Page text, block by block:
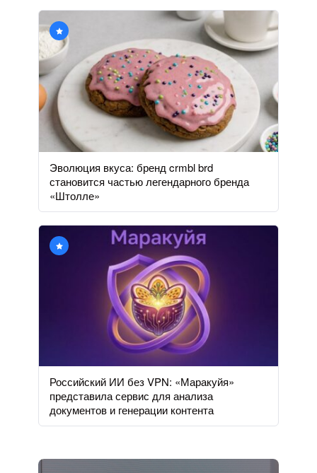
Эволюция вкуса: бренд crmbl brd
становится частью легендарного бренда
«Штолле»
Российский ИИ без VPN: «Маракуйя»
представила сервис для анализа
документов и генерации контента